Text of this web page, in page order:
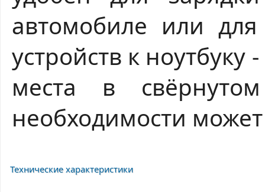
автомобиле или
устройств к
места в
необходимости
Технические характеристики